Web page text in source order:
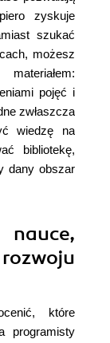
zyskuje
szukać
możesz
pojęć i
zwłaszcza
wiedzę na
bibliotekę,
dany obszar
które
programisty